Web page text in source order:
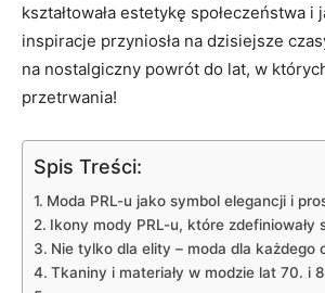
kształtowała estetykę społeczeństwa i
inspiracje przyniosła na dzisiejsze
na nostalgiczny powrót do lat, w
przetrwania!
Spis Treści:
Moda PRL-u jako symbol elegancji i
Ikony mody PRL-u, które zdefiniowały
Nie tylko dla elity – moda dla każdego
Tkaniny i materiały w modzie lat 70. i